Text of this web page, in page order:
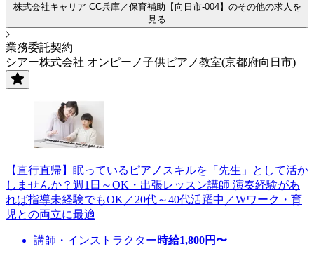
株式会社キャリア CC兵庫／保育補助【向日市-004】のその他の求人を
見る
業務委託契約
シアー株式会社 オンピーノ子供ピアノ教室(京都府向日市)
【直行直帰】眠っているピアノスキルを「先生」として活か
しませんか？週1日～OK・出張レッスン講師 演奏経験があ
れば指導未経験でもOK／20代～40代活躍中／Wワーク・育
児との両立に最適
講師・インストラクター時給1,800円〜